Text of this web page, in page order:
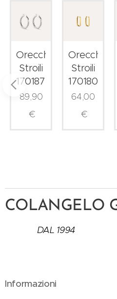
Orecchini
Stroili
1701875
89,90
€
Orecchini
Stroili
1701807
64,00
€
COLANGELO
DAL 1994
Informazioni